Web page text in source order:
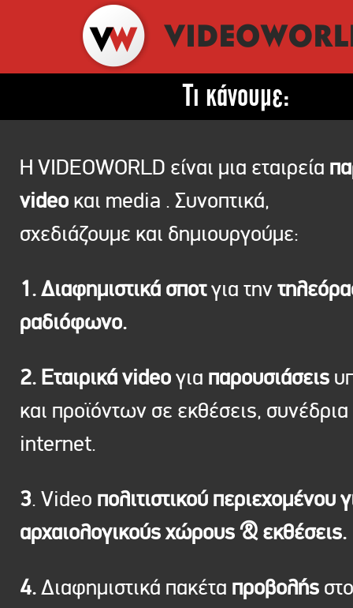
Τι κάνουμε:
Η VIDEOWORLD είναι μια εταιρεία
video και media . Συνοπτικά,
σχεδιάζουμε και δημιουργούμε:
1. Διαφημιστικά σποτγια την
ραδιόφωνο.
2. Εταιρικά videoγια παρουσιάσεις
και προϊόντων σε εκθέσεις, συνέδρια
internet.
3. Video πολιτιστικού περιεχομένου
αρχαιολογικούς χώρους & εκθέσεις.
4.Διαφημιστικά πακέτα προβολής στο